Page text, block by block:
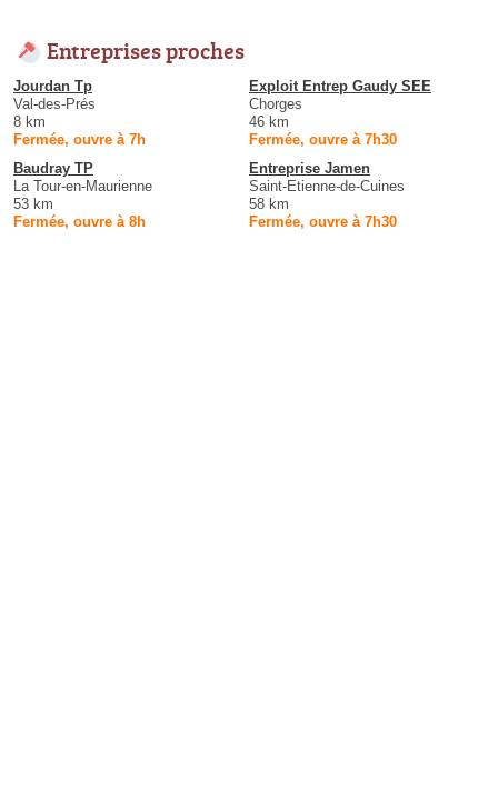
Entreprises proches
Jourdan Tp
Val-des-Prés
8 km
Fermée, ouvre à 7h
Exploit Entrep Gaudy SEE
Chorges
46 km
Fermée, ouvre à 7h30
Baudray TP
La Tour-en-Maurienne
53 km
Fermée, ouvre à 8h
Entreprise Jamen
Saint-Etienne-de-Cuines
58 km
Fermée, ouvre à 7h30